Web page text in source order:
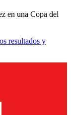
en una Copa del
resultados y